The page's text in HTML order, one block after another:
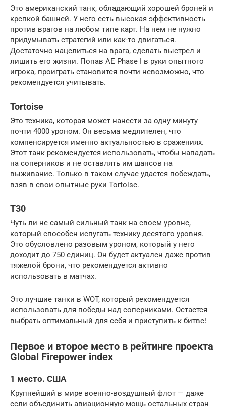
Это американский танк, обладающий хорошей броней и
крепкой башней. У него есть высокая эффективность
против врагов на любом типе карт. На нем не нужно
придумывать стратегий или как-то двигаться.
Достаточно нацелиться на врага, сделать выстрел и
лишить его жизни. Попав AE Phase I в руки опытного
игрока, проиграть становится почти невозможно, что
рекомендуется учитывать.
Tortoise
Это техника, которая может нанести за одну минуту
почти 4000 уроном. Он весьма медлителен, что
компенсируется именно актуальностью в сражениях.
Этот танк рекомендуется использовать, чтобы нападать
на соперников и не оставлять им шансов на
выживание. Только в таком случае удастся побеждать,
взяв в свои опытные руки Tortoise.
T30
Чуть ли не самый сильный танк на своем уровне,
который способен испугать технику десятого уровня.
Это обусловлено разовым уроном, который у него
доходит до 750 единиц. Он будет актуален даже против
тяжелой брони, что рекомендуется активно
использовать в матчах.
Это лучшие танки в WOT, который рекомендуется
использовать для победы над соперниками. Остается
выбрать оптимальный для себя и приступить к битве!
Первое и второе место в рейтинге проекта
Global Firepower index
1 место. США
Крупнейший в мире военно-воздушный флот — даже
если объединить авиационную мощь остальных стран